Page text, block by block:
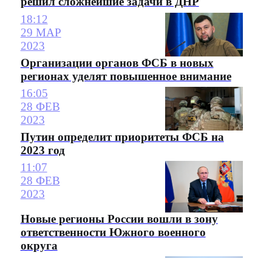
18:12
29 МАР
2023
Организации органов ФСБ в новых
регионах уделят повышенное внимание
16:05
28 ФЕВ
2023
Путин определит приоритеты ФСБ на
2023 год
11:07
28 ФЕВ
2023
Новые регионы России вошли в зону
ответственности Южного военного
округа